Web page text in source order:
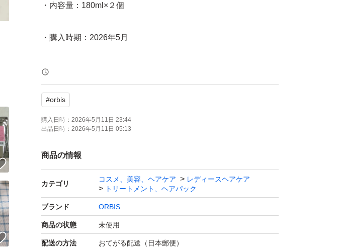
・内容量：180ml×２個
・購入時期：2026年5月
※24時間いつでも、即購入・大歓迎です
【新品・未使用・未開封】
【匿名発送】
・商品は防水を兼ねて、新品ビニール袋でお包みし、封筒に入れ
て発送致します
※おまとめ以外でのお値引き・カテ変は不可です
#orbis
購入日時： 2026年5月11日 23:44
出品日時： 2026年5月11日 05:13
商品の情報
カテゴリ
コスメ、美容、ヘアケア
レディースヘアケア
トリートメント、ヘアパック
ブランド ORBIS
商品の状態 未使用
配送の方法 おてがる配送（日本郵便）
いいね！
いいね！